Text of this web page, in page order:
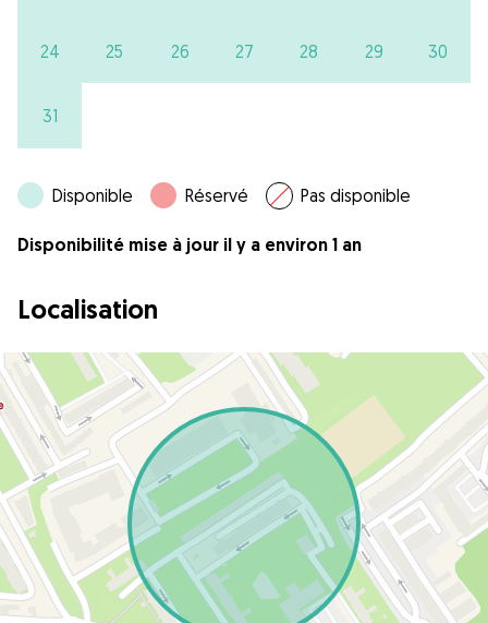
24 25 26 27 28 29 30
31
Disponible Réservé Pas disponible
Disponibilité mise à jour il y a environ 1 an
Localisation